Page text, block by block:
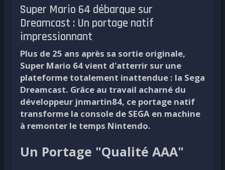
Super Mario 64 débarque sur
Dreamcast : Un portage natif
impressionnant
Plus de 25 ans après sa sortie originale,
Super Mario 64 vient d'atterrir sur une
plateforme totalement inattendue : la Sega
Dreamcast. Grâce au travail acharné du
développeur jnmartin84, ce portage natif
transforme la console de SEGA en machine
à remonter le temps Nintendo.
Un Portage "Qualité AAA"